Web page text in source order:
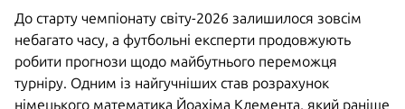
До старту чемпіонату світу-2026 залишилося зовсім
небагато часу, а футбольні експерти продовжують
робити прогнози щодо майбутнього переможця
турніру. Одним із найгучніших став розрахунок
німецького математика Йоахіма Клемента, який раніше